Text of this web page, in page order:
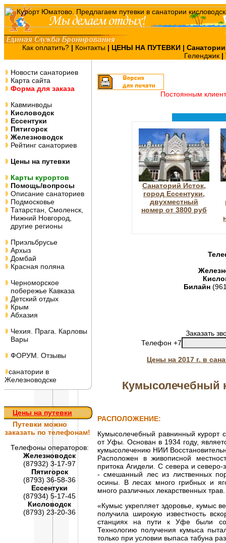
Как оплатить? | Контакты | ЦЕНЫ НА ПУТЕВКИ |
Геленджик |
Новости санаториев
Карта сайта
Форма для заказа
Кавминводы
Кисловодск
Ессентуки
Пятигорск
Железноводск
Рейтинг санаториев
Цены на путевки
Карты курортов
Помощь/вопросы
Описание санаториев
Подмосковье
Татарстан, Смоленск,
Нижний Новгород,
другие регионы
Приэльбрусье
Архыз
Домбай
Красная поляна
Черноморское
побережье Кавказа
Детский отдых
Крым
Абхазия
Чехия. Прага. Карловы
Вары
ФОРУМ. Отзывы
санатории в
Железноводске
Цены на путевки
Путевки можно
заказать по телефонам!
Телефоны операторов:
Железноводск
(87932) 3-17-97
Пятигорск
(8793) 36-58-36
Ессентуки
(87934) 5-17-45
Кисловодск
(8793) 23-20-36
Постоянным
Санаторий Исток,
город Ессентуки,
двухместный
номер от 3800 руб
Билайн
Заказать
Телефон +7
Цены на 2017 г. в
Кумысолечебный
РАСПОЛОЖЕНИЕ:
Кумысолечебный равнинный курорт
от Уфы. Основан в 1934 году,
кумысолечению НИИ
Расположен в живописной
притока Агидели. С севера и северо-
- смешанный лес из лиственных
осины. В лесах много грибных и
много различных лекарственных
«Кумыс укрепляет здоровье, кумыс
получила широкую известность
станциях на пути к Уфе были
Технологию получения кумыса
только при условии выпаса табуна